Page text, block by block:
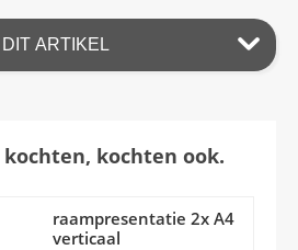
ARTIKEL
kochten ook.
raampresentatie 2x A4
verticaal